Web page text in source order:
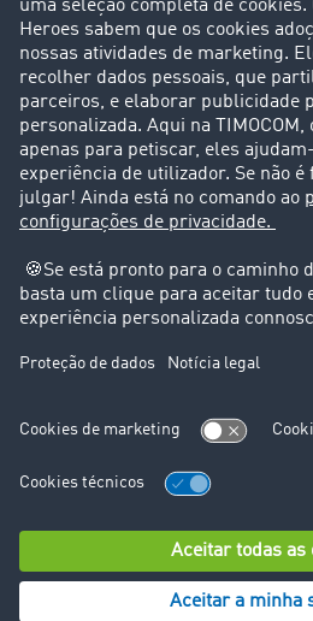
Clientes recomendam clientes
Casos de sucesso
Suporte
Suporte
Avisos legais
Ficha técnica
Condições Gerais